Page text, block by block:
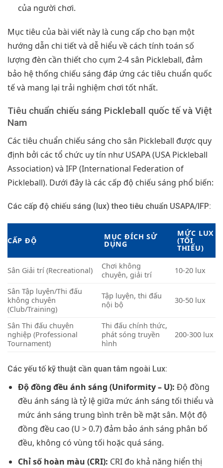
của người chơi.
Mục tiêu của bài viết này là cung cấp cho bạn một
hướng dẫn chi tiết và dễ hiểu về cách tính toán số
lượng đèn cần thiết cho cụm 2-4 sân Pickleball, đảm
bảo hệ thống chiếu sáng đáp ứng các tiêu chuẩn quốc
tế và mang lại trải nghiệm chơi tốt nhất.
Tiêu chuẩn chiếu sáng Pickleball quốc tế và Việt
Nam
Các tiêu chuẩn chiếu sáng cho sân Pickleball được quy
định bởi các tổ chức uy tín như USAPA (USA Pickleball
Association) và IFP (International Federation of
Pickleball). Dưới đây là các cấp độ chiếu sáng phổ biến:
Các cấp độ chiếu sáng (lux) theo tiêu chuẩn USAPA/IFP:
CẤP ĐỘ MỤC ĐÍCH SỬ
DỤNG
MỨC LUX
(TỐI
THIỂU)
Sân Giải trí (Recreational)
Chơi không
chuyên, giải trí
10-20 lux
Sân Tập luyện/Thi đấu
không chuyên
(Club/Training)
Tập luyện, thi đấu
nội bộ
30-50 lux
Sân Thi đấu chuyên
nghiệp (Professional
Tournament)
Thi đấu chính thức,
phát sóng truyền
hình
200-300 lux
Các yếu tố kỹ thuật cần quan tâm ngoài Lux:
Độ đồng đều ánh sáng (Uniformity – U): Độ đồng
đều ánh sáng là tỷ lệ giữa mức ánh sáng tối thiểu và
mức ánh sáng trung bình trên bề mặt sân. Một độ
đồng đều cao (U > 0.7) đảm bảo ánh sáng phân bố
đều, không có vùng tối hoặc quá sáng.
Chỉ số hoàn màu (CRI): CRI đo khả năng hiển thị